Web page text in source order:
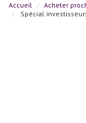
Accueil Acheter
Spécial